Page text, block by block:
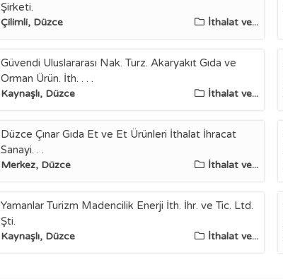
Şirketi.
Çilimli, Düzce İthalat ve...
Güvendi Uluslararası Nak. Turz. Akaryakıt Gıda ve
Orman Ürün. İth. . . .
Kaynaşlı, Düzce İthalat ve...
Düzce Çınar Gıda Et ve Et Ürünleri İthalat İhracat
Sanayi. . .
Merkez, Düzce İthalat ve...
Yamanlar Turizm Madencilik Enerji İth. İhr. ve Tic. Ltd.
Şti.
Kaynaşlı, Düzce İthalat ve...